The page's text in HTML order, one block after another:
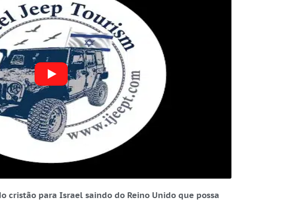
cristão para Israel saindo do Reino Unido que possa